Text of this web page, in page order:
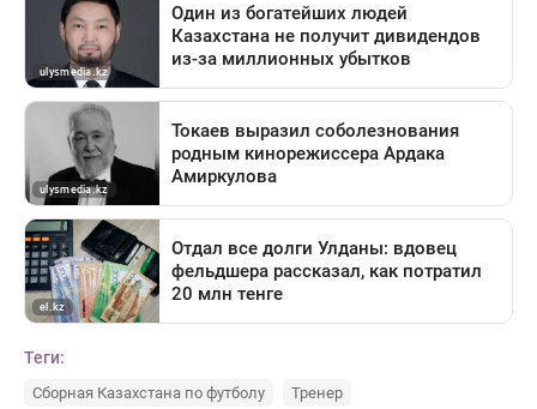
Теги:
Сборная Казахстана по футболу Тренер